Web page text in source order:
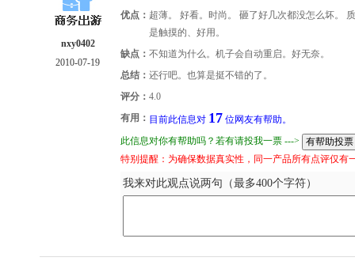
nxy0402
2010-07-19
优点： 超薄。 好看。时尚。 砸了好几次都没怎么坏。
是触摸的、好用。
缺点： 不知道为什么。机子会自动重启。好无奈。
总结： 还行吧。也算是挺不错的了。
评分： 4.0
有用： 目前此信息对 17 位网友有帮助。
此信息对你有帮助吗？若有请投我一票 --->
特别提醒：为确保数据真实性，同一产品所有点评仅有
我来对此观点说两句（最多400个字符）